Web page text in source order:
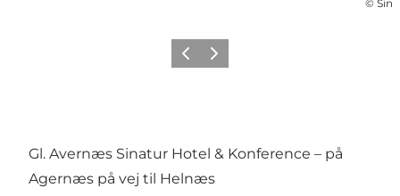
©
ForrigeNeste
Gl. Avernæs Sinatur Hotel & Konference – på
Agernæs på vej til Helnæs